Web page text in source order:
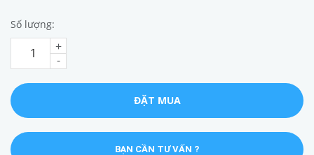
Số lượng:
-
+
ĐẶT MUA
BẠN CẦN TƯ VẤN ?